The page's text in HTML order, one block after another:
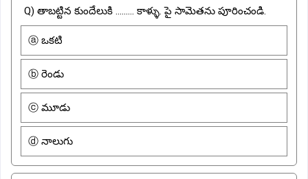
Q) తాబట్టిన కుందేలుకి ......... కాళ్ళు. పై సామెతను పూరించండి.
ⓐ ఒకటి
ⓑ రెండు
ⓒ మూడు
ⓓ నాలుగు